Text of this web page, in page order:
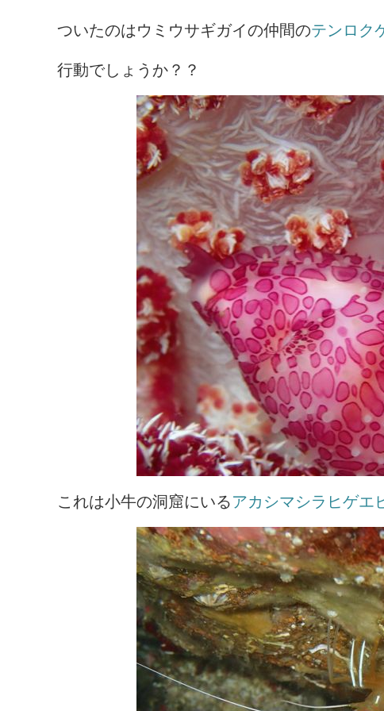
ついたのはウミウサギガイの仲間のテンロク
行動でしょうか？？
これは小牛の洞窟にいるアカシマシラヒゲエ